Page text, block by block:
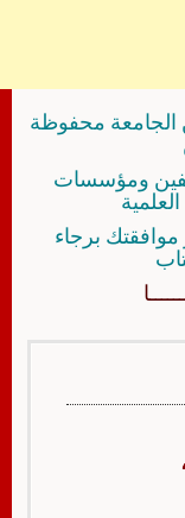
الجامعة محفوظة
ومؤسسات
برجاء